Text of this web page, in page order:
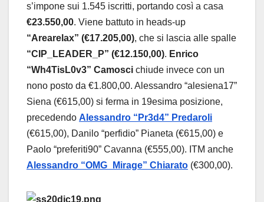
s’impone sui 1.545 iscritti, portando così a casa
€23.550,00. Viene battuto in heads-up
“Arearelax” (€17.205,00), che si lascia alle spalle
“CIP_LEADER_P” (€12.150,00). Enrico
“Wh4TisL0v3” Camosci chiude invece con un
nono posto da €1.800,00. Alessandro “alesiena17”
Siena (€615,00) si ferma in 19esima posizione,
precedendo Alessandro “Pr3d4” Predaroli
(€615,00), Danilo “perfidio” Pianeta (€615,00) e
Paolo “preferiti90” Cavanna (€555,00). ITM anche
Alessandro “OMG_Mirage” Chiarato (€300,00).